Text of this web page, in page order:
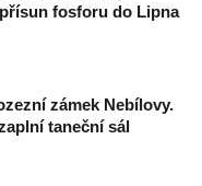
fosforu do Lipna
zámek Nebílovy.
taneční sál